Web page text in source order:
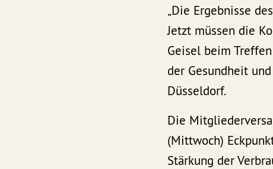
„Die Ergebnisse
Jetzt müssen die
Geisel beim
der Gesundheit und
Düsseldorf.
Die
(Mittwoch)
Stärkung der